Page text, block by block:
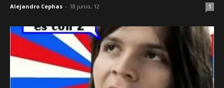
Alejandro Cephas - 18 junio, 12 1